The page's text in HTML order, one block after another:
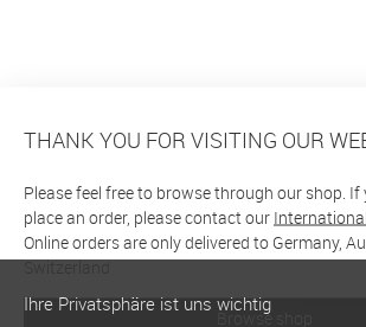
THANK YOU FOR VISITING OUR
Please feel free to browse through our shop.
place an order, please contact our
Online orders are only delivered to Germany,
Switzerland
Browse shop
Ihre Privatsphäre ist uns wichtig